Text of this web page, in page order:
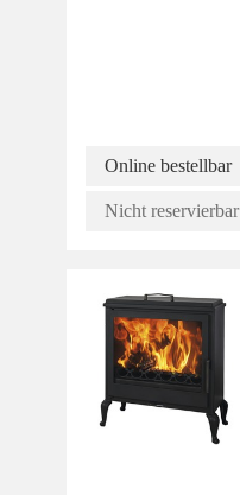
Online bestellbar
Nicht reservierbar